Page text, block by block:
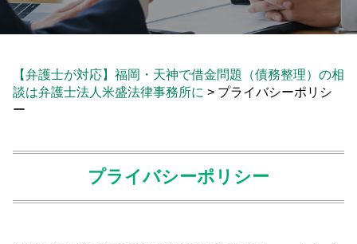
【弁護士が対応】福岡・天神で借金問題（債務整理）の相
談は弁護士法人米盛法律事務所に > プライバシーポリシ
ー
プライバシーポリシー